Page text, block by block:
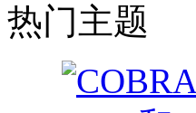
热门主题